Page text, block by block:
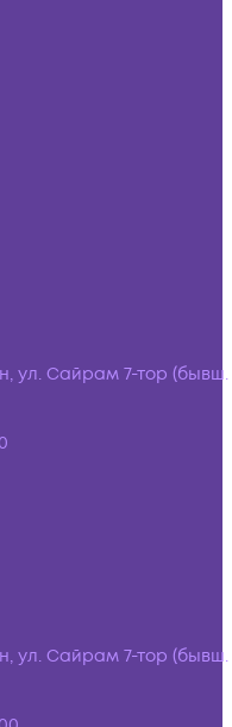
ул. Сайрам 7-тор (бывш.
ул. Сайрам 7-тор (бывш.